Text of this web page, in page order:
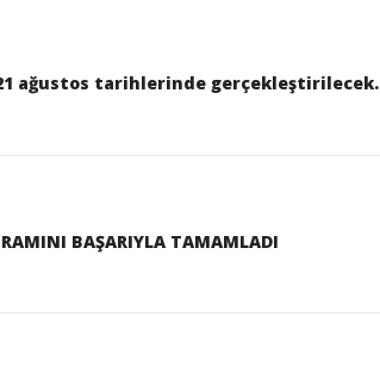
ağustos tarihlerinde gerçekleştirilecek.
BAŞARIYLA TAMAMLADI